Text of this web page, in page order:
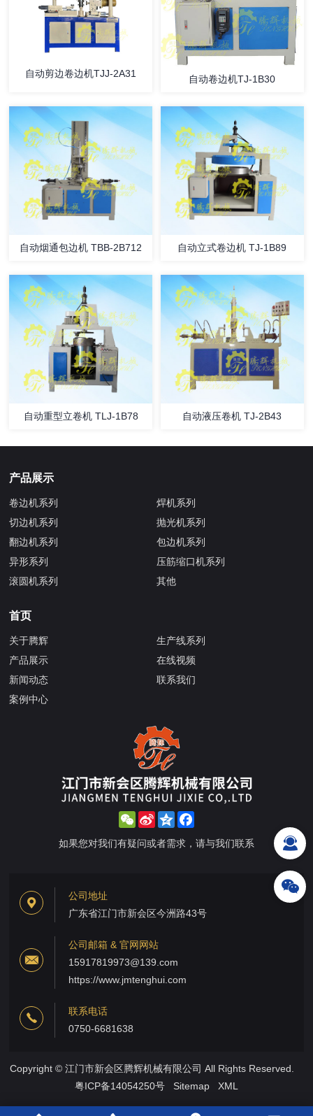
自动剪边卷边机TJJ-2A31 自动卷边机TJ-1B30
自动烟通包边机 TBB-2B712 自动立式卷边机 TJ-1B89
自动重型立卷机 TLJ-1B78 自动液压卷机 TJ-2B43
产品展示
卷边机系列
切边机系列
翻边机系列
异形系列
滚圆机系列
焊机系列
抛光机系列
包边机系列
压筋缩口机系列
其他
首页
关于腾辉
产品展示
新闻动态
案例中心
生产线系列
在线视频
联系我们
WeChat
Sina
Weibo
Qzone
如果您对我们有疑问或者需求，请与我们联系
公司地址
广东省江门市新会区今洲路43号
公司邮箱 & 官网网站
15917819973@139.com
https://www.jmtenghui.com
联系电话
0750-6681638
Copyright © 江门市新会区腾辉机械有限公司 All Rights Reserved.
粤ICP备14054250号
Sitemap XML